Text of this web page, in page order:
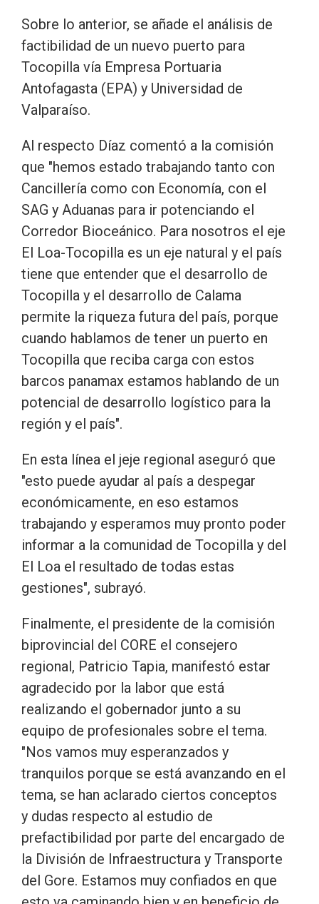
Sobre lo anterior, se añade el análisis de
factibilidad de un nuevo puerto para
Tocopilla vía Empresa Portuaria
Antofagasta (EPA) y Universidad de
Valparaíso.
Al respecto Díaz comentó a la comisión
que "hemos estado trabajando tanto con
Cancillería como con Economía, con el
SAG y Aduanas para ir potenciando el
Corredor Bioceánico. Para nosotros el eje
El Loa-Tocopilla es un eje natural y el país
tiene que entender que el desarrollo de
Tocopilla y el desarrollo de Calama
permite la riqueza futura del país, porque
cuando hablamos de tener un puerto en
Tocopilla que reciba carga con estos
barcos panamax estamos hablando de un
potencial de desarrollo logístico para la
región y el país".
En esta línea el jeje regional aseguró que
"esto puede ayudar al país a despegar
económicamente, en eso estamos
trabajando y esperamos muy pronto poder
informar a la comunidad de Tocopilla y del
El Loa el resultado de todas estas
gestiones", subrayó.
Finalmente, el presidente de la comisión
biprovincial del CORE el consejero
regional, Patricio Tapia, manifestó estar
agradecido por la labor que está
realizando el gobernador junto a su
equipo de profesionales sobre el tema.
"Nos vamos muy esperanzados y
tranquilos porque se está avanzando en el
tema, se han aclarado ciertos conceptos
y dudas respecto al estudio de
prefactibilidad por parte del encargado de
la División de Infraestructura y Transporte
del Gore. Estamos muy confiados en que